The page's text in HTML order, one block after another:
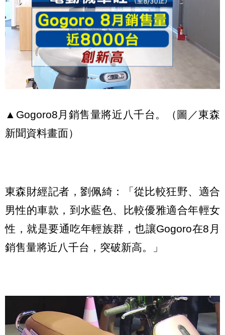
▲Gogoro8月銷售量將近八千台。（圖／東森
新聞資料畫面）
東森財經記者，劉佩綺：「從比較狂野、適合
男性的車款，到水藍色、比較優雅適合年輕女
性，就是要通吃年輕族群，也讓Gogoro在8月
銷售量將近八千台，突破新高。」